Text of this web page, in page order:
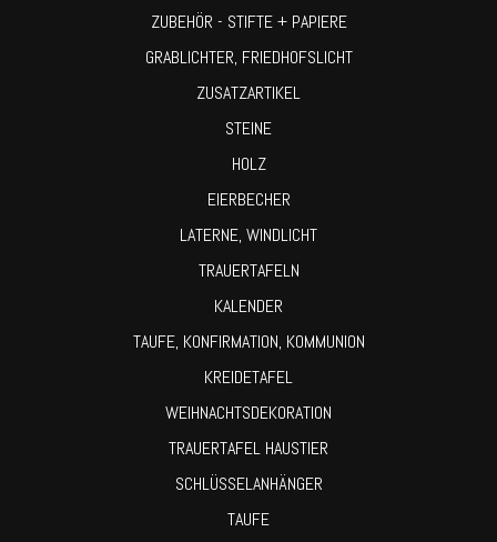
ZUBEHÖR - STIFTE + PAPIERE
GRABLICHTER, FRIEDHOFSLICHT
ZUSATZARTIKEL
STEINE
HOLZ
EIERBECHER
LATERNE, WINDLICHT
TRAUERTAFELN
KALENDER
TAUFE, KONFIRMATION, KOMMUNION
KREIDETAFEL
WEIHNACHTSDEKORATION
TRAUERTAFEL HAUSTIER
SCHLÜSSELANHÄNGER
TAUFE